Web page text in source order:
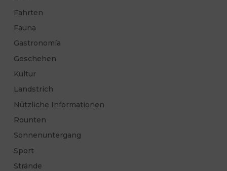
Fahrten
Fauna
Gastronomía
Geschehen
Kultur
Landstrich
Nützliche Informationen
Rounten
Sonnenuntergang
Sport
Strände